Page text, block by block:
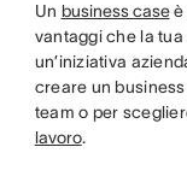
Un business caseè
vantaggi che la
un’iniziativa
creare un
team o per
lavoro.